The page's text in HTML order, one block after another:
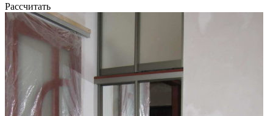
Рассчитать